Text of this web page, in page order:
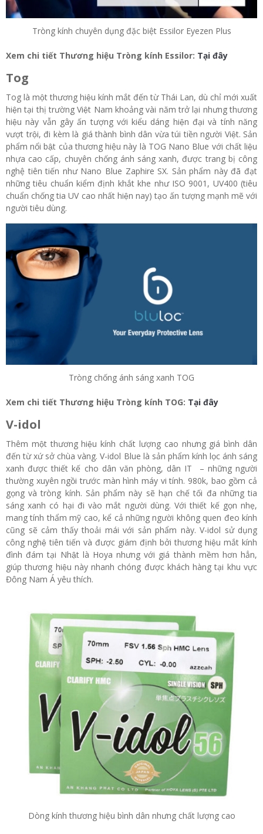
Tròng kính chuyên dụng đặc biệt Essilor Eyezen Plus
Xem chi tiết Thương hiệu Tròng kính Essilor: Tại đây
Tog
Tog là một thương hiệu kính mắt đến từ Thái Lan, dù chỉ mới xuất
hiện tại thị trường Việt Nam khoảng vài năm trở lại nhưng thương
hiệu này vẫn gây ấn tượng với kiểu dáng hiện đại và tính năng
vượt trội, đi kèm là giá thành bình dân vừa túi tiền người Việt. Sản
phẩm nổi bật của thương hiệu này là TOG Nano Blue với chất liệu
nhựa cao cấp, chuyên chống ánh sáng xanh, được trang bị công
nghệ tiên tiến như Nano Blue Zaphire SX. Sản phẩm này đã đạt
những tiêu chuẩn kiểm định khắt khe như ISO 9001, UV400 (tiêu
chuẩn chống tia UV cao nhất hiện nay) tạo ấn tượng mạnh mẽ với
người tiêu dùng.
Tròng chống ánh sáng xanh TOG
Xem chi tiết Thương hiệu Tròng kính TOG: Tại đây
V-idol
Thêm một thương hiệu kính chất lượng cao nhưng giá bình dân
đến từ xứ sở chùa vàng. V-idol Blue là sản phẩm kính lọc ánh sáng
xanh được thiết kế cho dân văn phòng, dân IT – những người
thường xuyên ngồi trước màn hình máy vi tính. 980k, bao gồm cả
gọng và tròng kính. Sản phẩm này sẽ hạn chế tối đa những tia
sáng xanh có hại đi vào mắt người dùng. Với thiết kế gọn nhẹ,
mang tính thẩm mỹ cao, kể cả những người không quen đeo kính
cũng sẽ cảm thấy thoải mái với sản phẩm này. V-idol sử dụng
công nghệ tiên tiến và được giám định bởi thương hiệu mắt kính
đình đám tại Nhật là Hoya nhưng với giá thành mềm hơn hẳn,
giúp thương hiệu này nhanh chóng được khách hàng tại khu vực
Đông Nam Á yêu thích.
Dòng kính thương hiệu bình dân nhưng chất lượng cao